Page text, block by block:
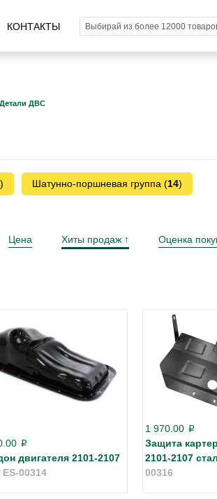
КОНТАКТЫ
Детали ДВС
) Шатунно-поршневая группа (14)
Цена Хиты продаж Оценка
p
двигателя 2101-2107
ES-00314
1 970.00 p
Защита
2101-2107
00316